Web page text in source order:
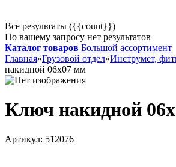
Все результаты ({{count}})
По вашему запросу нет результатов
Каталог товаров Большой ассортимент
Главная»Грузовой отдел»Инструмет,
накидной 06х07 мм
Ключ накидной
Артикул: 512076